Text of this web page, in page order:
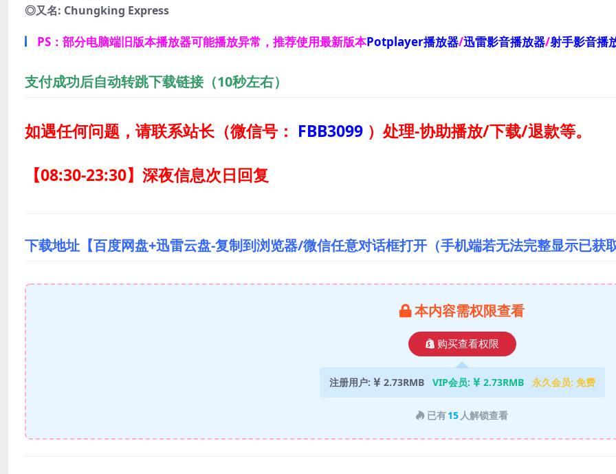
◎又名: Chungking Express
PS：部分电脑端旧版本播放器可能播放异常，推荐使用最新版本Potplayer播放器/迅雷影音播放器/射手影音播
支付成功后自动转跳下载链接（10秒左右）
如遇任何问题，请联系站长（微信号： FBB3099 ） 处理-协助播放/下载/退款等。
【08:30-23:30】深夜信息次日回复
下载地址【百度网盘+迅雷云盘-复制到浏览器/微信任意对话框打开（手机端若无法完整显示已获
本内容需权限查看
购买查看权限
注册用户: 2.73RMB VIP会员: 2.73RMB 永久会员: 免费
已有15 人解锁查看